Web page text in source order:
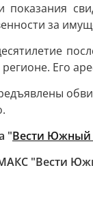
показания
за
Его
"Вести Южный
"Вести